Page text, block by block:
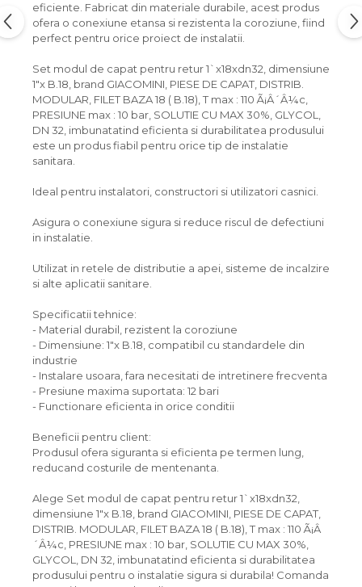
eficiente. Fabricat din materiale durabile, acest produs
ofera o conexiune etansa si rezistenta la coroziune, fiind
perfect pentru orice proiect de instalatii.
Set modul de capat pentru retur 1`x18xdn32, dimensiune
1"x B.18, brand GIACOMINI, PIESE DE CAPAT, DISTRIB.
MODULAR, FILET BAZA 18 ( B.18), T max : 110 Ã¡Â´Â¼c,
PRESIUNE max : 10 bar, SOLUTIE CU MAX 30%, GLYCOL,
DN 32, imbunatatind eficienta si durabilitatea produsului
este un produs fiabil pentru orice tip de instalatie
sanitara.
Ideal pentru instalatori, constructori si utilizatori casnici.
Asigura o conexiune sigura si reduce riscul de defectiuni
in instalatie.
Utilizat in retele de distributie a apei, sisteme de incalzire
si alte aplicatii sanitare.
Specificatii tehnice:
- Material durabil, rezistent la coroziune
- Dimensiune: 1"x B.18, compatibil cu standardele din
industrie
- Instalare usoara, fara necesitati de intretinere frecventa
- Presiune maxima suportata: 12 bari
- Functionare eficienta in orice conditii
Beneficii pentru client:
Produsul ofera siguranta si eficienta pe termen lung,
reducand costurile de mentenanta.
Alege Set modul de capat pentru retur 1`x18xdn32,
dimensiune 1"x B.18, brand GIACOMINI, PIESE DE CAPAT,
DISTRIB. MODULAR, FILET BAZA 18 ( B.18), T max : 110 Ã¡Â
´Â¼c, PRESIUNE max : 10 bar, SOLUTIE CU MAX 30%,
GLYCOL, DN 32, imbunatatind eficienta si durabilitatea
produsului pentru o instalatie sigura si durabila! Comanda